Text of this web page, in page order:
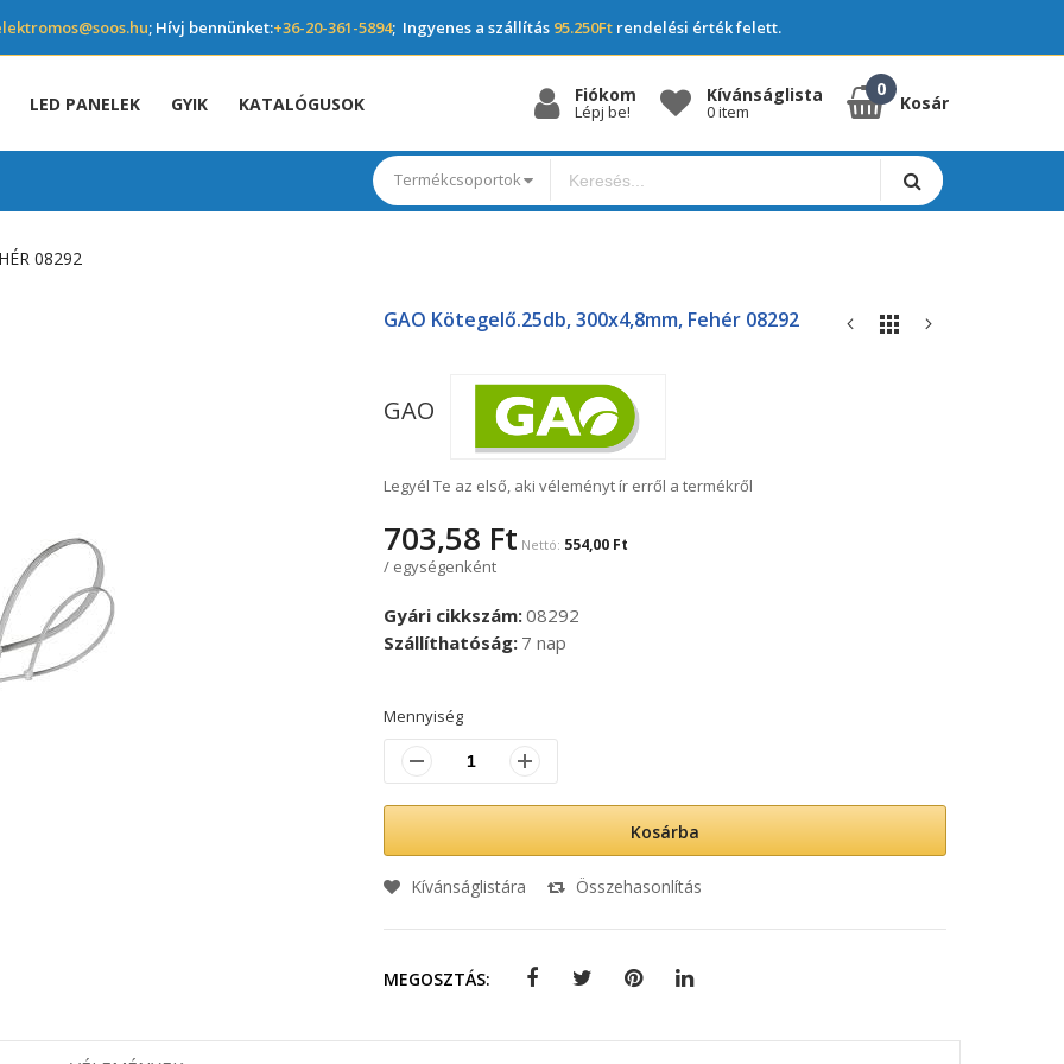
; Hívj bennünket:+36-20-361-5894; Ingyenes a szállítás 95.250Ft rendelési érték felett.
LED PANELEK GYIK KATALÓGUSOK Fiókom
Lépj be!
Kívánságlista
0 item Kosár
Termékcsoportok
08292
GAO Kötegelő.25db, 300x4,8mm, Fehér 08292
GAO
Legyél Te az első, aki véleményt ír erről a termékről
703,58 Ft 554,00 Ft
/ egységenként
Gyári cikkszám 08292
Szállíthatóság 7 nap
Mennyiség
Kosárba
Kívánságlistára Összehasonlítás
MEGOSZTÁS: